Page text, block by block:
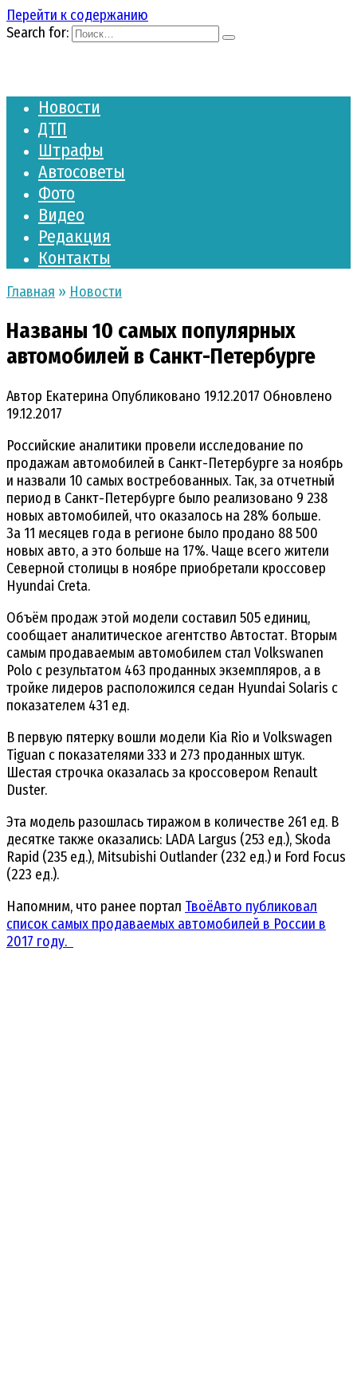
Перейти к содержанию
Search for:
Новости
ДТП
Штрафы
Автосоветы
Фото
Видео
Редакция
Контакты
Главная » Новости
Названы 10 самых популярных
автомобилей в Санкт-Петербурге
Автор Екатерина Опубликовано 19.12.2017 Обновлено
19.12.2017
Российские аналитики провели исследование по
продажам автомобилей в Санкт-Петербурге за ноябрь
и назвали 10 самых востребованных. Так, за отчетный
период в Санкт-Петербурге было реализовано 9 238
новых автомобилей, что оказалось на 28% больше.
За 11 месяцев года в регионе было продано 88 500
новых авто, а это больше на 17%. Чаще всего жители
Северной столицы в ноябре приобретали кроссовер
Hyundai Creta.
Объём продаж этой модели составил 505 единиц,
сообщает аналитическое агентство Автостат. Вторым
самым продаваемым автомобилем стал Volkswanen
Polo с результатом 463 проданных экземпляров, а в
тройке лидеров расположился седан Hyundai Solaris с
показателем 431 ед.
В первую пятерку вошли модели Kia Rio и Volkswagen
Tiguan с показателями 333 и 273 проданных штук.
Шестая строчка оказалась за кроссовером Renault
Duster.
Эта модель разошлась тиражом в количестве 261 ед. В
десятке также оказались: LADA Largus (253 ед.), Skoda
Rapid (235 ед.), Mitsubishi Outlander (232 ед.) и Ford Focus
(223 ед.).
Напомним, что ранее портал ТвоёАвто публиковал
список самых продаваемых автомобилей в России в
2017 году.